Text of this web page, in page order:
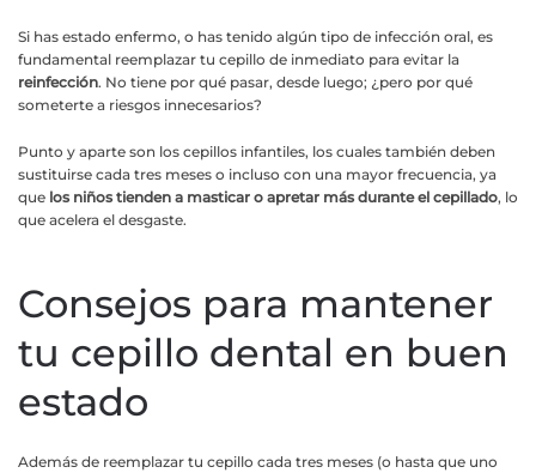
Si has estado enfermo, o has tenido algún tipo de infección oral, es
fundamental reemplazar tu cepillo de inmediato para evitar la
reinfección. No tiene por qué pasar, desde luego; ¿pero por qué
someterte a riesgos innecesarios?
Punto y aparte son los cepillos infantiles, los cuales también deben
sustituirse cada tres meses o incluso con una mayor frecuencia, ya
que los niños tienden a masticar o apretar más durante el cepillado, lo
que acelera el desgaste.
Consejos para mantener
tu cepillo dental en buen
estado
Además de reemplazar tu cepillo cada tres meses (o hasta que uno